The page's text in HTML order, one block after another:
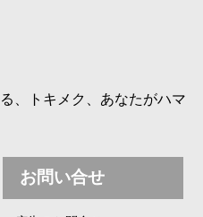
、トキメク、あなたがハマ
お問い合せ